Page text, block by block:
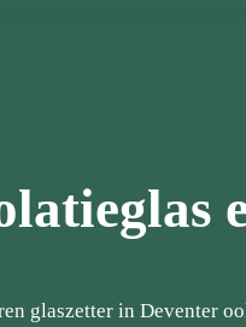
glaszetter in Deventer